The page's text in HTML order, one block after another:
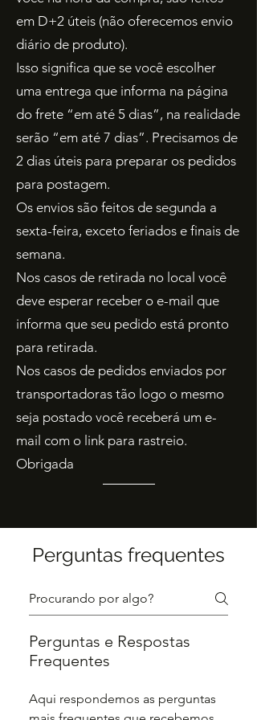
em D+2 úteis (não oferecemos envio
diário de produto).
Isso significa que se você escolher
uma entrega que informa na página
do frete “em até 5 dias”, na realidade
serão “em até 7 dias”. Precisamos de
2 dias úteis para preparar os pedidos
para postagem.
Os envios são feitos de segunda a
sexta-feira, exceto feriados e finais de
semana.
Nos casos de retirada no local você
deve esperar receber o e-mail que
informa que seu pedido está pronto
para retirada.
Nos casos de pedidos enviados por
transportadoras tão logo o mesmo
seja postado você receberá um e-
mail com o link para rastreio.
Obrigada
Perguntas frequentes
Perguntas e Respostas
Frequentes
Aqui respondemos as perguntas